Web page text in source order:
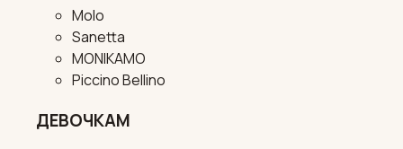
Molo
Sanetta
MONIKAMO
Piccino Bellino
ДЕВОЧКАМ